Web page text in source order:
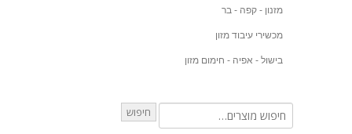
מזנון - קפה - בר
מכשירי עיבוד מזון
בישול - אפיה - חימום מזון
חיפוש